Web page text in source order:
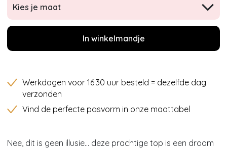
Kies je maat
In winkelmandje
Werkdagen voor 16.30 uur besteld = dezelfde dag
verzonden
Vind de perfecte pasvorm in onze maattabel
Nee, dit is geen illusie... deze prachtige top is een droom